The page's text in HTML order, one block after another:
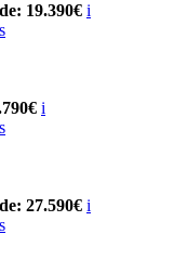
19.390€ i
i
27.590€ i